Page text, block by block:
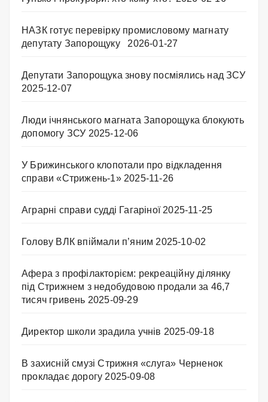
НАЗК готує перевірку промисловому магнату
депутату Запорощуку
2026-01-27
Депутати Запорощука знову посміялись над ЗСУ
2025-12-07
Люди ічнянського магната Запорощука блокують
допомогу ЗСУ 2025-12-06
У Брижинського клопотали про відкладення
справи «Стрижень-1» 2025-11-26
Аграрні справи судді Гагаріної 2025-11-25
Голову ВЛК впіймали п’яним 2025-10-02
Афера з профілакторієм: рекреаційну ділянку
під Стрижнем з недобудовою продали за 46,7
тисяч гривень 2025-09-29
Директор школи зрадила учнів 2025-09-18
В захисній смузі Стрижня «слуга» Черненок
прокладає дорогу 2025-09-08